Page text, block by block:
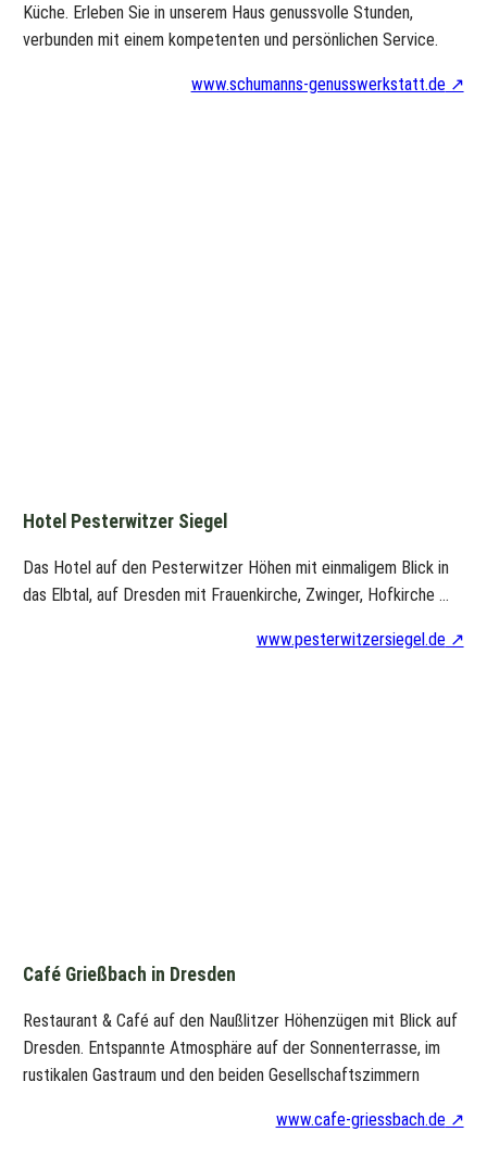
Küche. Erleben Sie in unserem Haus genussvolle Stunden,
verbunden mit einem kompetenten und persönlichen Service.
www.schumanns-genusswerkstatt.de
Hotel Pesterwitzer Siegel
Das Hotel auf den Pesterwitzer Höhen mit einmaligem Blick in
das Elbtal, auf Dresden mit Frauenkirche, Zwinger, Hofkirche …
www.pesterwitzersiegel.de
Café Grießbach in Dresden
Restaurant & Café auf den Naußlitzer Höhenzügen mit Blick auf
Dresden. Entspannte Atmosphäre auf der Sonnenterrasse, im
rustikalen Gastraum und den beiden Gesellschaftszimmern
www.cafe-griessbach.de